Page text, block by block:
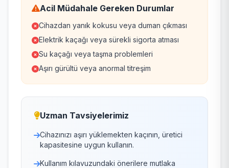
Acil Müdahale Gereken Durumlar
Cihazdan yanık kokusu veya duman çıkması
Elektrik kaçağı veya sürekli sigorta atması
Su kaçağı veya taşma problemleri
Aşırı gürültü veya anormal titreşim
Uzman Tavsiyelerimiz
Cihazınızı aşırı yüklemekten kaçının, üretici
kapasitesine uygun kullanın.
Kullanım kılavuzundaki önerilere mutlaka